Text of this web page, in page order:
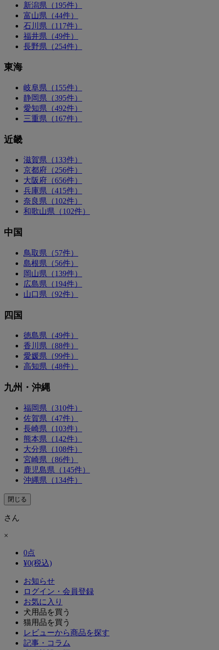
新潟県（195件）
富山県（44件）
石川県（117件）
福井県（49件）
長野県（254件）
東海
岐阜県（155件）
静岡県（395件）
愛知県（492件）
三重県（167件）
近畿
滋賀県（133件）
京都府（256件）
大阪府（656件）
兵庫県（415件）
奈良県（102件）
和歌山県（102件）
中国
鳥取県（57件）
島根県（56件）
岡山県（139件）
広島県（194件）
山口県（92件）
四国
徳島県（49件）
香川県（88件）
愛媛県（99件）
高知県（48件）
九州・沖縄
福岡県（310件）
佐賀県（47件）
長崎県（103件）
熊本県（142件）
大分県（108件）
宮崎県（86件）
鹿児島県（145件）
沖縄県（134件）
閉じる
さん
×
0点
¥0(税込)
お知らせ
ログイン・会員登録
お気に入り
犬用品を買う
猫用品を買う
レビューから商品を探す
記事・コラム